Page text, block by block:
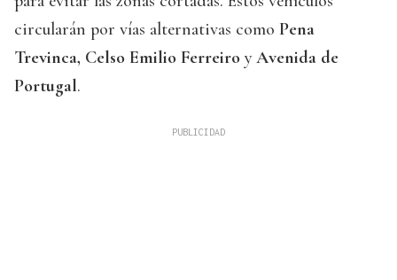
circularán por vías alternativas como Pena
Trevinca, Celso Emilio Ferreiro yAvenida de
Portugal.